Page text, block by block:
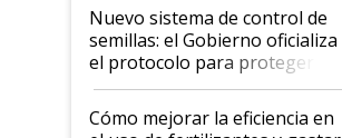
Nuevo sistema de control de
semillas: el Gobierno oficializa
el protocolo para proteger la
propiedad intelectual
Cómo mejorar la eficiencia en